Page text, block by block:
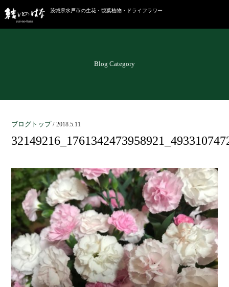
茨城県水戸市の生花・観葉植物・ドライフラワー
Blog Category
ブログトップ /2018.5.11